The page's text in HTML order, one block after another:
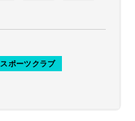
ポーツクラブ